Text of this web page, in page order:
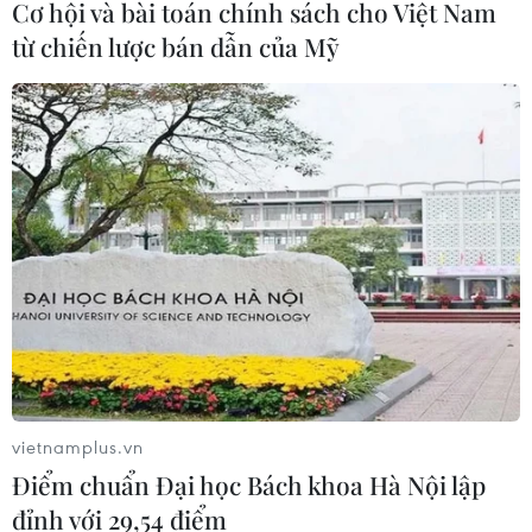
08/08/2026 23:08
Áp thấp nhiệt đới đã suy yếu thành
một vùng áp thấp
08/08/2026 14:19
Trung Quốc nâng mức ứng phó khẩn
cấp với bão Dolphin
08/08/2026 07:10
Điện Biên từng bước hình thành thị
trường tín chỉ carbon rừng
08/08/2026 06:50
Cơ hội và bài toán chính sách cho Việt Nam
từ chiến lược bán dẫn của Mỹ
vietnamplus.vn
Điểm chuẩn Đại học Bách khoa Hà Nội lập
đỉnh với 29,54 điểm